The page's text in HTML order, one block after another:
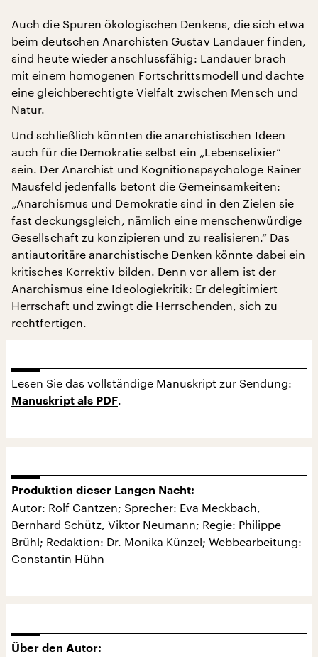
Auch die Spuren ökologischen Denkens, die sich etwa
beim deutschen Anarchisten Gustav Landauer finden,
sind heute wieder anschlussfähig: Landauer brach
mit einem homogenen Fortschrittsmodell und dachte
eine gleichberechtigte Vielfalt zwischen Mensch und
Natur.
Und schließlich könnten die anarchistischen Ideen
auch für die Demokratie selbst ein „Lebenselixier“
sein. Der Anarchist und Kognitionspsychologe Rainer
Mausfeld jedenfalls betont die Gemeinsamkeiten:
„Anarchismus und Demokratie sind in den Zielen sie
fast deckungsgleich, nämlich eine menschenwürdige
Gesellschaft zu konzipieren und zu realisieren.“ Das
antiautoritäre anarchistische Denken könnte dabei ein
kritisches Korrektiv bilden. Denn vor allem ist der
Anarchismus eine Ideologiekritik: Er delegitimiert
Herrschaft und zwingt die Herrschenden, sich zu
rechtfertigen.
Lesen Sie das vollständige Manuskript zur Sendung:
Manuskript als PDF.
Produktion dieser Langen Nacht:
Autor: Rolf Cantzen; Sprecher: Eva Meckbach,
Bernhard Schütz, Viktor Neumann; Regie: Philippe
Brühl; Redaktion: Dr. Monika Künzel; Webbearbeitung:
Constantin Hühn
Über den Autor: